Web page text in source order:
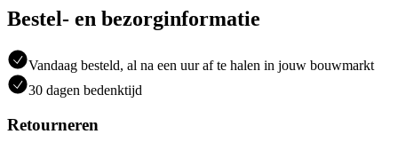
Bestel- en bezorginformatie
Vandaag besteld, al na een uur af te halen in jouw bouwmarkt
30 dagen bedenktijd
Retourneren